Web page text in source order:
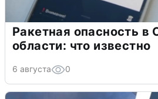
Ракетная опасность в
области: что известно
6 августа 0